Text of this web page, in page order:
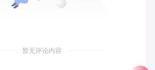
暂无评论内容